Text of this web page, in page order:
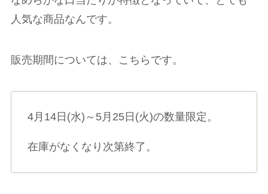
人気な商品なんです。
販売期間については、こちらです。
4月14日(水)～5月25日(火)の数量限定。
在庫がなくなり次第終了。